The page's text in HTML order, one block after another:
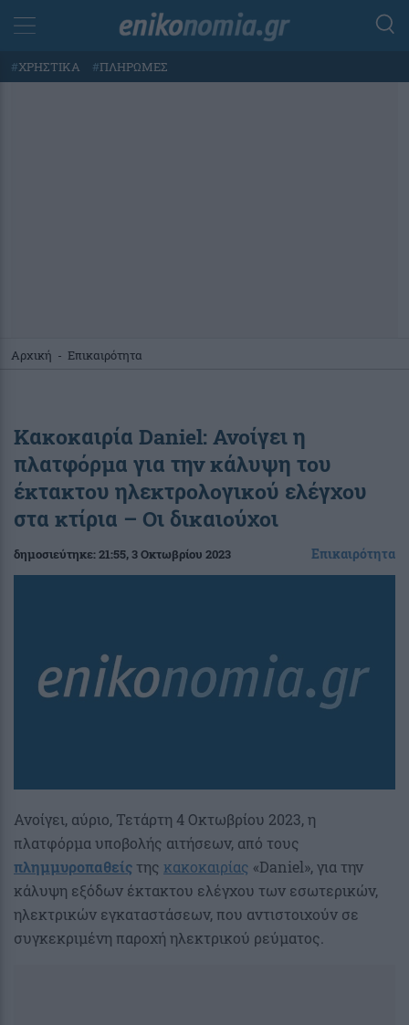
#ΧΡΗΣΤΙΚΑ #ΠΛΗΡΩΜΕΣ
Αρχική - Επικαιρότητα
Κακοκαιρία Daniel: Ανοίγει η
πλατφόρμα για την κάλυψη του
έκτακτου ηλεκτρολογικού ελέγχου
στα κτίρια – Οι δικαιούχοι
δημοσιεύτηκε:21:55, 3 Οκτωβρίου 2023 Επικαιρότητα
Ανοίγει, αύριο, Τετάρτη 4 Οκτωβρίου 2023, η
πλατφόρμα υποβολής αιτήσεων, από τους
πλημμυροπαθείςτης κακοκαιρίας «Daniel», για την
κάλυψη εξόδων έκτακτου ελέγχου των εσωτερικών,
ηλεκτρικών εγκαταστάσεων, που αντιστοιχούν σε
συγκεκριμένη παροχή ηλεκτρικού ρεύματος.